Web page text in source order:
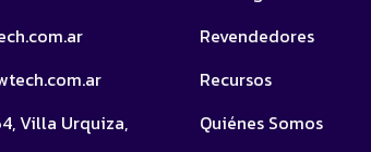
Villa Urquiza,
Revendedores
Recursos
Quiénes Somos